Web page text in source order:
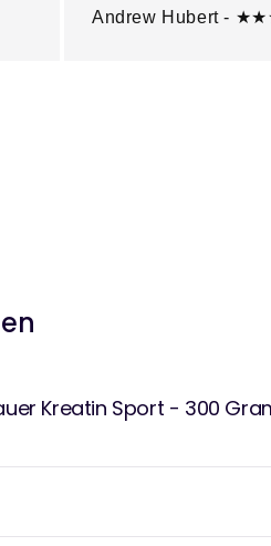
Andrew Hubert -
Kreatin Sport - 300